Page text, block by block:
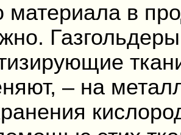
материала в
– на